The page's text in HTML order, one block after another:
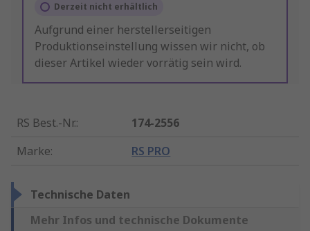
Derzeit nicht erhältlich
Aufgrund einer herstellerseitigen
Produktionseinstellung wissen wir nicht, ob
dieser Artikel wieder vorrätig sein wird.
RS Best.-Nr.:
174-2556
Marke: RS PRO
Technische Daten
Mehr Infos und technische Dokumente